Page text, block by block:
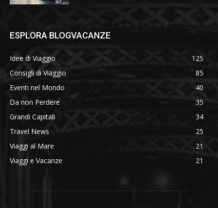
ESPLORA BLOGVACANZE
Idee di Viaggio
125
Consigli di Viaggio
85
Eventi nel Mondo
40
Da non Perdere
35
Grandi Capitali
34
Travel News
25
Viaggi al Mare
21
Viaggi e Vacanze
21